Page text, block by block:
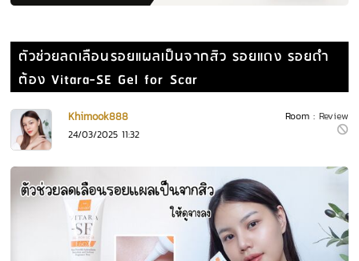
ตัวช่วยลดเลือนรอยแผลเป็นจากสิว รอยแดง รอยดำ
ต้อง Vitara-SE Gel for Scar
Room : Review
Khimook888
24/03/2025 11:32